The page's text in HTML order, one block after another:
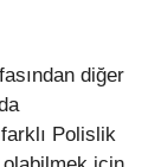
diğer
Polislik